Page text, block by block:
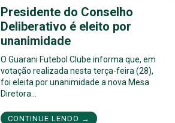
Presidente do Conselho
Deliberativo é eleito por
unanimidade
O Guarani Futebol Clube informa que, em
votação realizada nesta terça-feira (28),
foi eleita por unanimidade a nova Mesa
Diretora…
CONTINUE LENDO →